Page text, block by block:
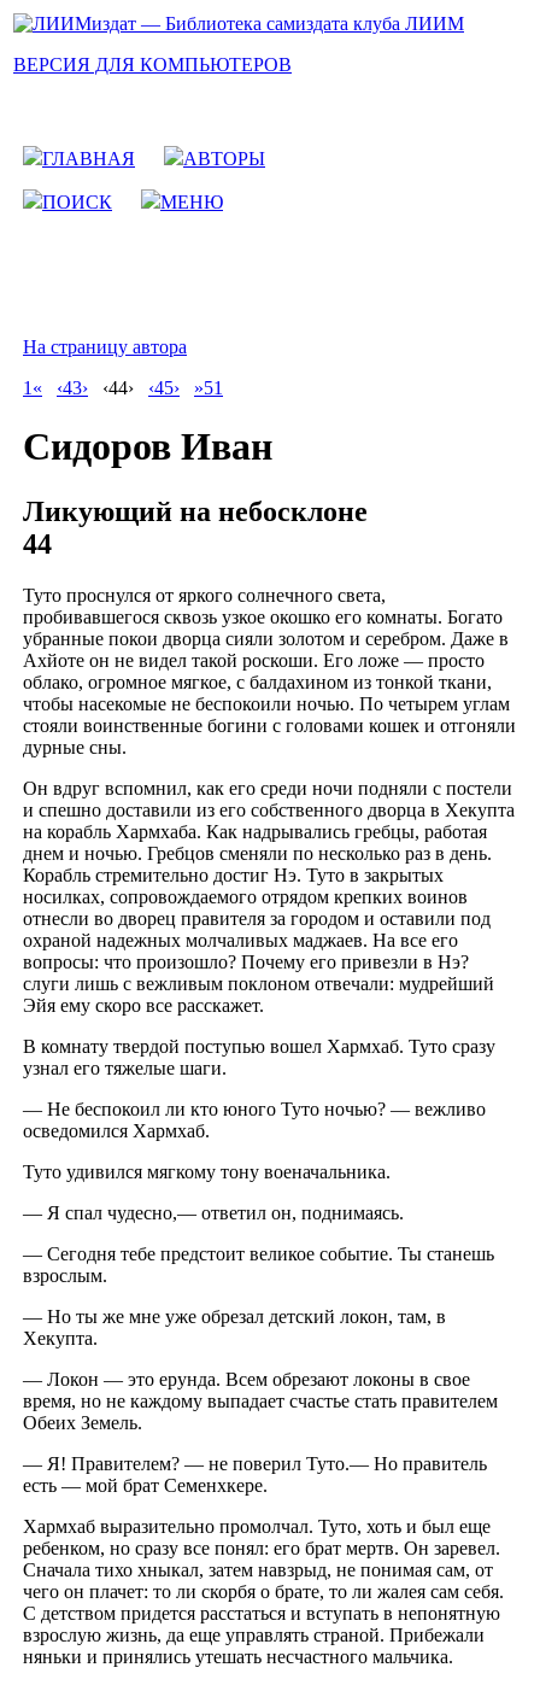
ВЕРСИЯ ДЛЯ КОМПЬЮТЕРОВ
ГЛАВНАЯ АВТОРЫ
ПОИСК МЕНЮ
На страницу автора
1«
‹43› ‹44› ‹45› »51
Сидоров Иван
Ликующий на небосклоне
44
Туто проснулся от яркого солнечного света,
пробивавшегося сквозь узкое окошко его комнаты. Богато
убранные покои дворца сияли золотом и серебром. Даже в
Ахйоте он не видел такой роскоши. Его ложе — просто
облако, огромное мягкое, с балдахином из тонкой ткани,
чтобы насекомые не беспокоили ночью. По четырем углам
стояли воинственные богини с головами кошек и отгоняли
дурные сны.
Он вдруг вспомнил, как его среди ночи подняли с постели
и спешно доставили из его собственного дворца в Хекупта
на корабль Хармхаба. Как надрывались гребцы, работая
днем и ночью. Гребцов сменяли по несколько раз в день.
Корабль стремительно достиг Нэ. Туто в закрытых
носилках, сопровождаемого отрядом крепких воинов
отнесли во дворец правителя за городом и оставили под
охраной надежных молчаливых маджаев. На все его
вопросы: что произошло? Почему его привезли в Нэ?
слуги лишь с вежливым поклоном отвечали: мудрейший
Эйя ему скоро все расскажет.
В комнату твердой поступью вошел Хармхаб. Туто сразу
узнал его тяжелые шаги.
— Не беспокоил ли кто юного Туто ночью? — вежливо
осведомился Хармхаб.
Туто удивился мягкому тону военачальника.
— Я спал чудесно,— ответил он, поднимаясь.
— Сегодня тебе предстоит великое событие. Ты станешь
взрослым.
— Но ты же мне уже обрезал детский локон, там, в
Хекупта.
— Локон — это ерунда. Всем обрезают локоны в свое
время, но не каждому выпадает счастье стать правителем
Обеих Земель.
— Я! Правителем? — не поверил Туто.— Но правитель
есть — мой брат Семенхкере.
Хармхаб выразительно промолчал. Туто, хоть и был еще
ребенком, но сразу все понял: его брат мертв. Он заревел.
Сначала тихо хныкал, затем навзрыд, не понимая сам, от
чего он плачет: то ли скорбя о брате, то ли жалея сам себя.
С детством придется расстаться и вступать в непонятную
взрослую жизнь, да еще управлять страной. Прибежали
няньки и принялись утешать несчастного мальчика.